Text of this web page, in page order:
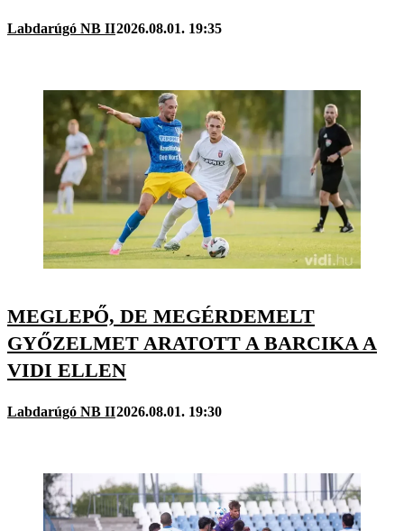
Labdarúgó NB II2026.08.01. 19:35
MEGLEPŐ, DE MEGÉRDEMELT
GYŐZELMET ARATOTT A BARCIKA A
VIDI ELLEN
Labdarúgó NB II2026.08.01. 19:30